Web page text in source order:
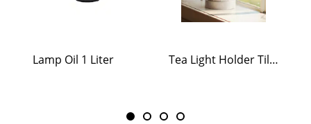
Lamp Oil 1 Liter Tea Light Holder Tiled Stove White